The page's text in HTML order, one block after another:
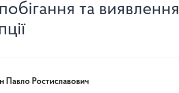
та виявлення
Павло Ростиславович